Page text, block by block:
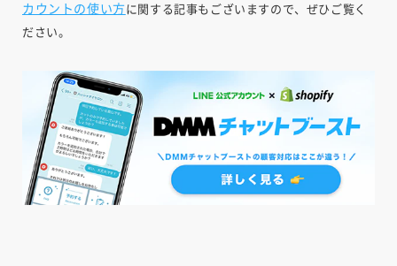
カウントの使い方に関する記事もございますので、ぜひご覧く
ださい。